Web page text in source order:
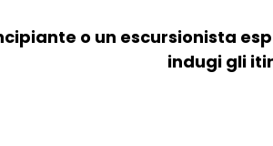
o un escursionista
indugi gli